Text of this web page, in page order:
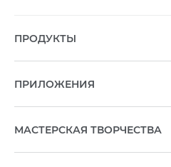
ПРОДУКТЫ
ПРИЛОЖЕНИЯ
МАСТЕРСКАЯ ТВОРЧЕСТВА